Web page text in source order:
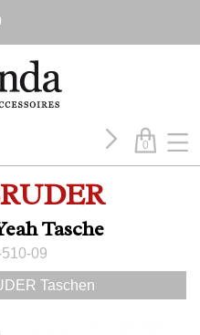
0
Tasche
09
Taschen